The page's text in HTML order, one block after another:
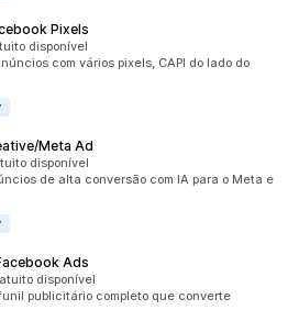
Pixels
disponível
com vários pixels, CAPI do lado do
Meta Ad
disponível
de alta conversão com IA para o Meta e
Ads
disponível
publicitário completo que converte